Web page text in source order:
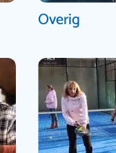
Overig